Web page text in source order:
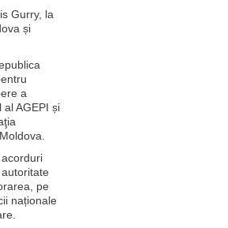
Gurry, la
și
a
AGEPI și
pe
naționale